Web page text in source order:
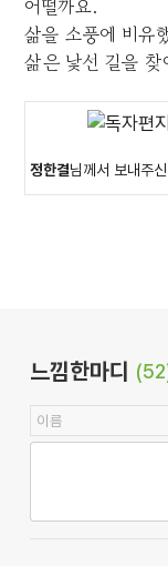
어떨까요.
삶을 소풍에 비유
삶은 낯선 길을
정한결님께서 보내주
느낌한마디